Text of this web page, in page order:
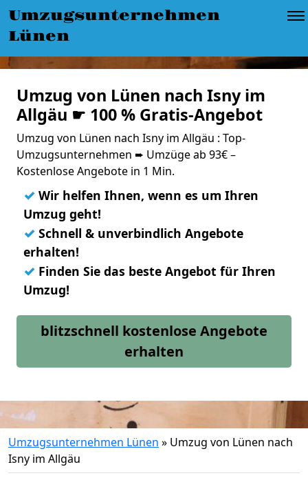
Umzugsunternehmen
Lünen
Umzug von Lünen nach Isny im
Allgäu ☛ 100 % Gratis-Angebot
Umzug von Lünen nach Isny im Allgäu : Top-
Umzugsunternehmen ➨ Umzüge ab 93€ –
Kostenlose Angebote in 1 Min.
✓ Wir helfen Ihnen, wenn es um Ihren
Umzug geht!
✓ Schnell & unverbindlich Angebote
erhalten!
✓ Finden Sie das beste Angebot für Ihren
Umzug!
blitzschnell kostenlose Angebote
erhalten
Umzugsunternehmen Lünen » Umzug von Lünen nach
Isny im Allgäu